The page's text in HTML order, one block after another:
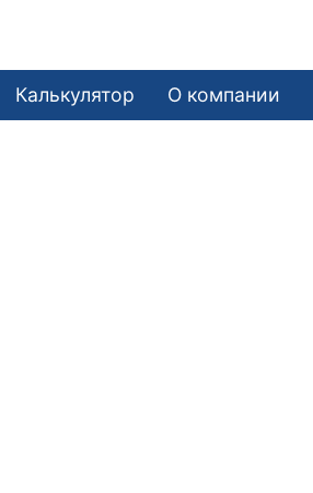
Калькулятор О компании